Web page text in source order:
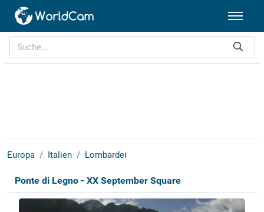
Europa Italien Lombardei
Ponte di Legno - XX September Square